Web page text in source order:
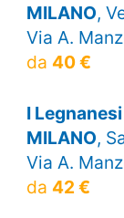
MILANO,
Via A.
da 40 €
I
MILANO,
Via A.
da 42 €